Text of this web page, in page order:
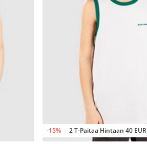
-15% 2 T-Paitaa Hintaan 40 EUR